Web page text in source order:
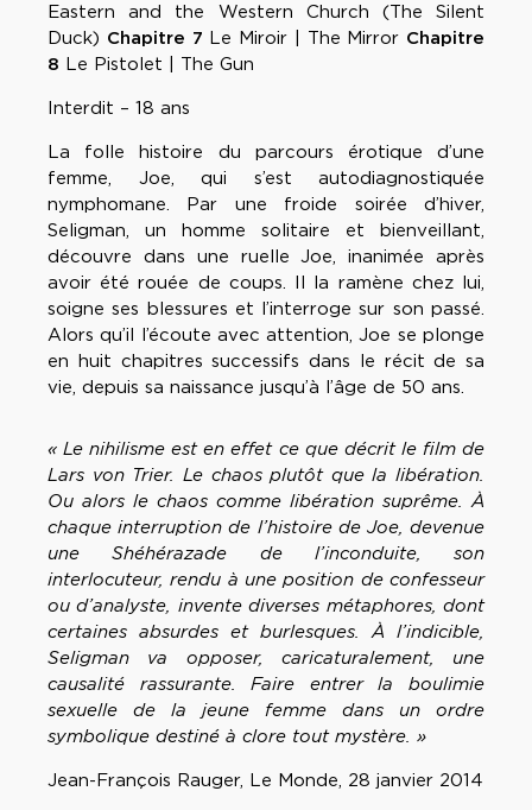
Eastern and the Western Church (The Silent
Duck) Chapitre 7 Le Miroir | The Mirror Chapitre
8 Le Pistolet | The Gun
Interdit – 18 ans
La folle histoire du parcours érotique d’une
femme, Joe, qui s’est autodiagnostiquée
nymphomane. Par une froide soirée d’hiver,
Seligman, un homme solitaire et bienveillant,
découvre dans une ruelle Joe, inanimée après
avoir été rouée de coups. Il la ramène chez lui,
soigne ses blessures et l’interroge sur son passé.
Alors qu’il l’écoute avec attention, Joe se plonge
en huit chapitres successifs dans le récit de sa
vie, depuis sa naissance jusqu’à l’âge de 50 ans.
« Le nihilisme est en effet ce que décrit le film de
Lars von Trier. Le chaos plutôt que la libération.
Ou alors le chaos comme libération suprême. À
chaque interruption de l’histoire de Joe, devenue
une Shéhérazade de l’inconduite, son
interlocuteur, rendu à une position de confesseur
ou d’analyste, invente diverses métaphores, dont
certaines absurdes et burlesques. À l’indicible,
Seligman va opposer, caricaturalement, une
causalité rassurante. Faire entrer la boulimie
sexuelle de la jeune femme dans un ordre
symbolique destiné à clore tout mystère. »
Jean-François Rauger, Le Monde, 28 janvier 2014